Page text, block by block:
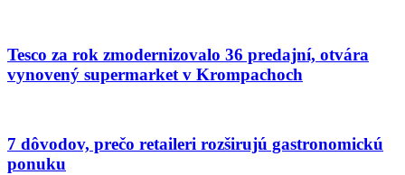
Tesco za rok zmodernizovalo 36 predajní, otvára
vynovený supermarket v Krompachoch
7 dôvodov, prečo retaileri rozširujú gastronomickú
ponuku